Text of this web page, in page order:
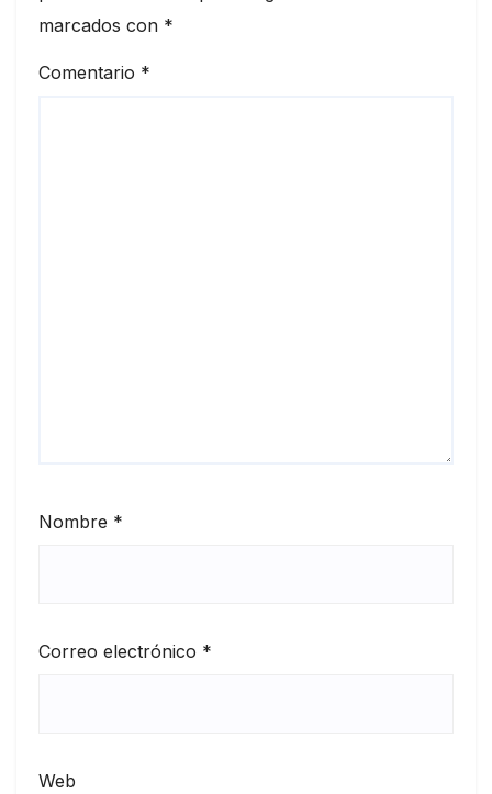
marcados con *
Comentario *
Nombre *
Correo electrónico *
Web